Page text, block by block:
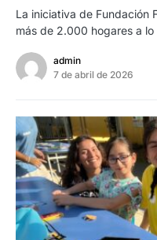
La iniciativa de Fundación
más de 2.000 hogares a
admin
7 de abril de 2026